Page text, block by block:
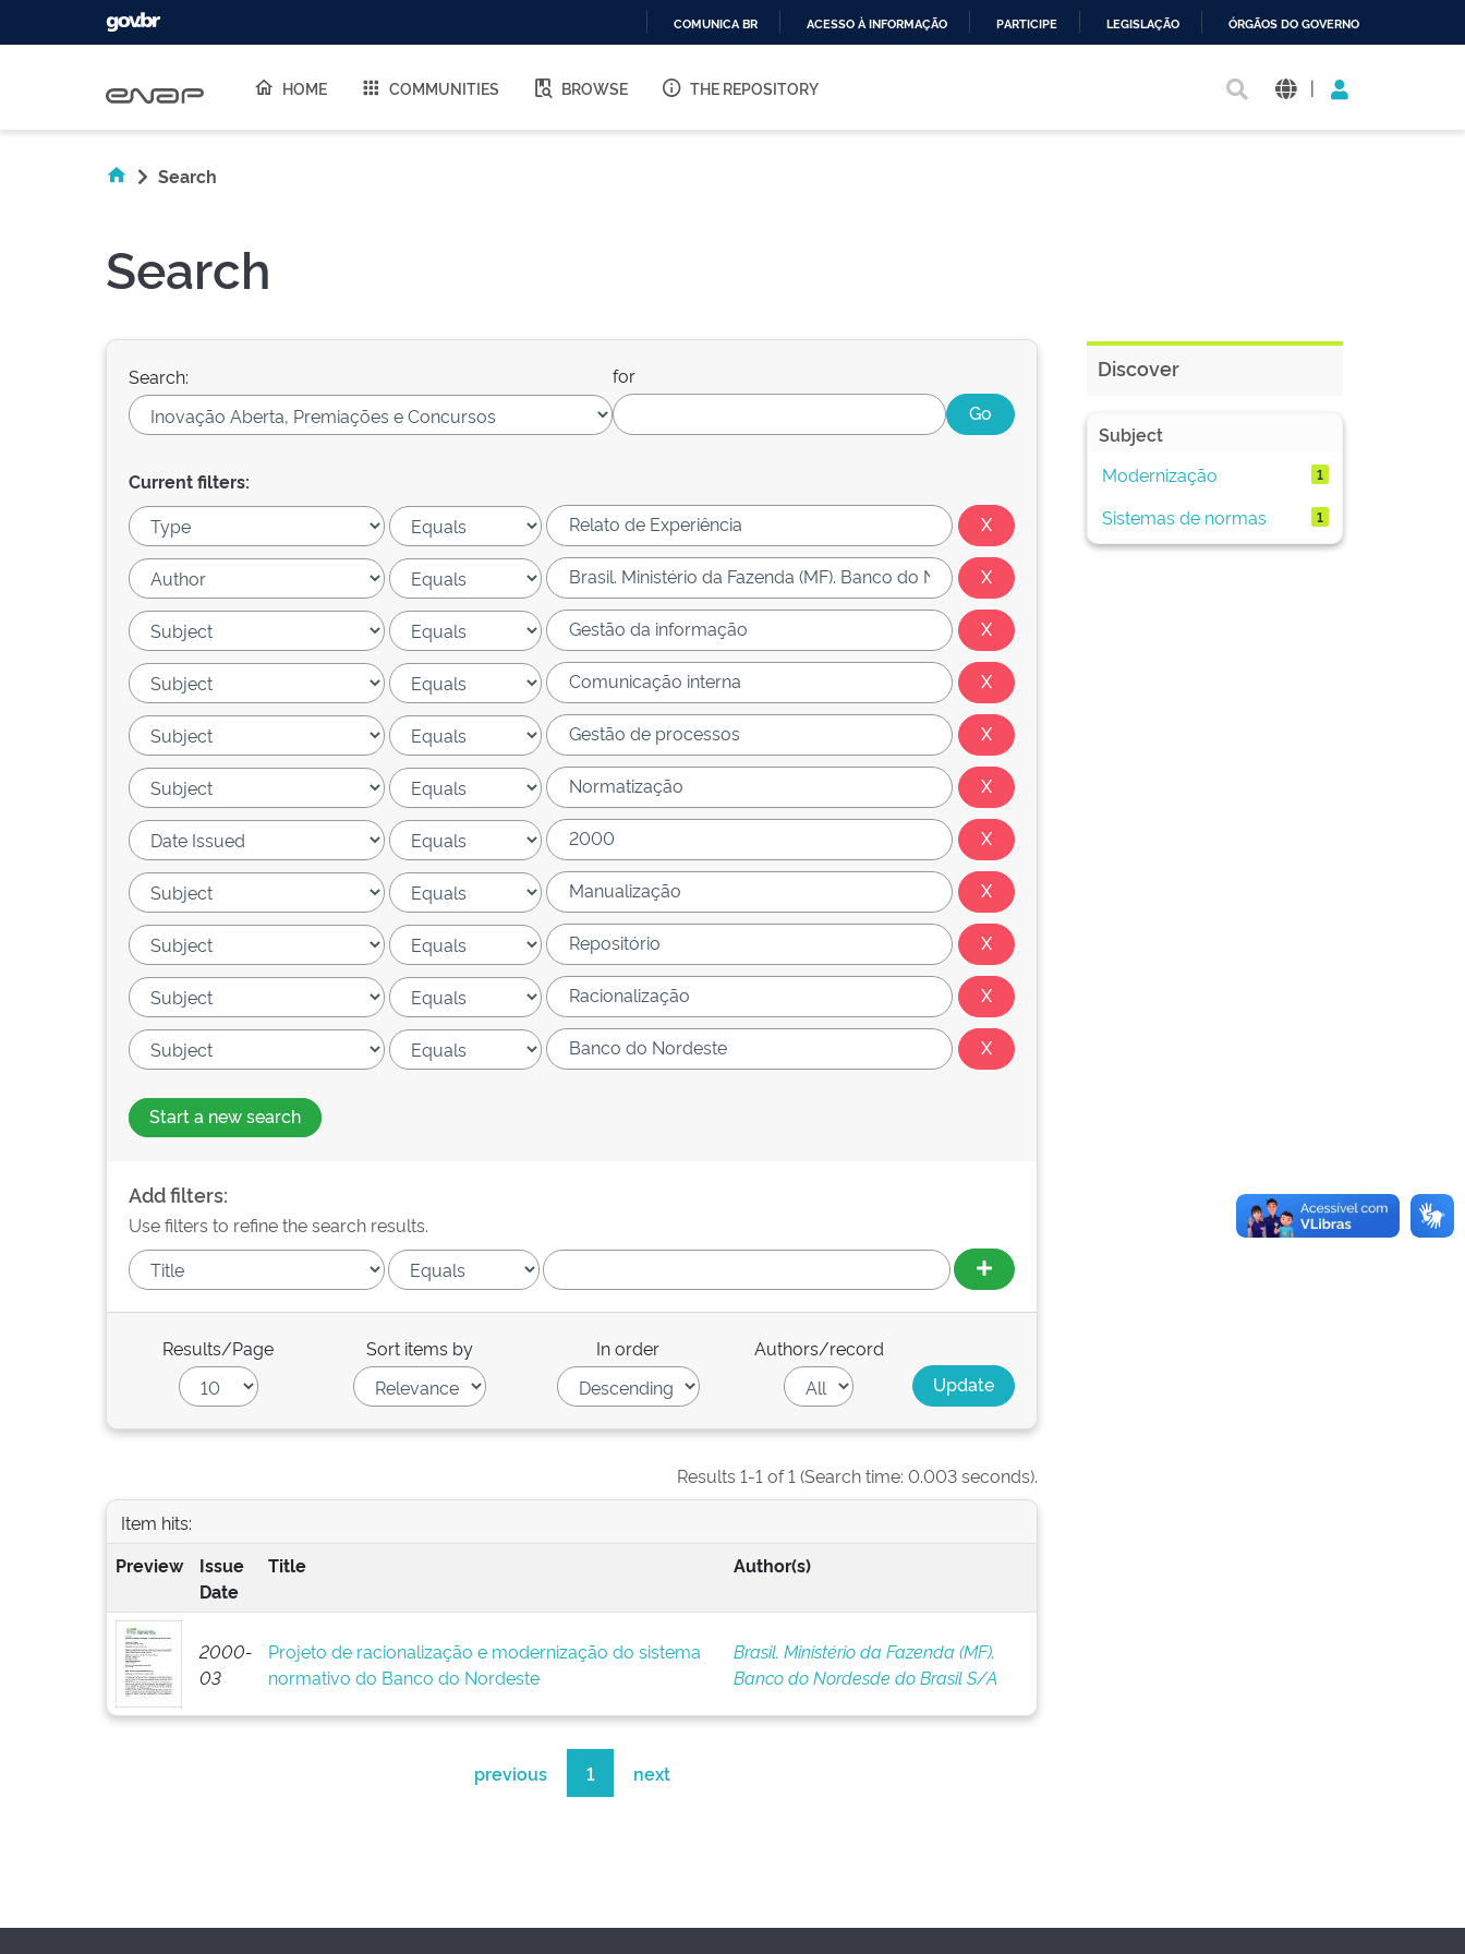
O
COMUNICA BR ACESSO À INFORMAÇÃO PARTICIPE LEGISLAÇÃO ÓRGÃOS DO GOVERNO
HOME COMMUNITIES BROWSE THE REPOSITORY |
Search
Search
Search: for
Current filters:
Start a new search
Add filters:
Use filters to refine the search results.
Results/Page Sort items by In order Authors/record
Results 1-1 of 1 (Search time: 0.003 seconds).
Item hits:
Preview
Issue
Date
Title Author(s)
2000-
03
Projeto de racionalização e modernização do sistema
normativo do Banco do Nordeste
Brasil. Ministério da Fazenda (MF).
Banco do Nordesde do Brasil S/A
previous 1 next
Discover
Subject
Modernização
1
Sistemas de normas 1